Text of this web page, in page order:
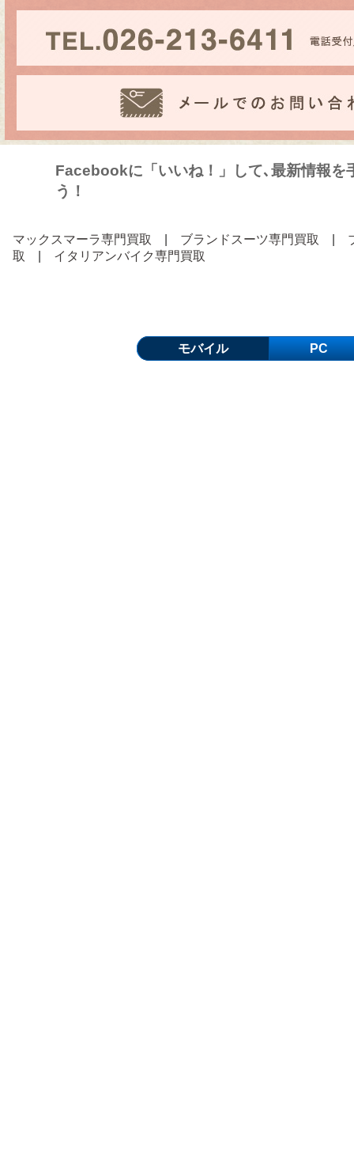
Facebookに「いいね！」して､最新情報を
う！
マックスマーラ専門買取 ブランドスーツ専門買取
取
イタリアンバイク専門買取
モバイル PC